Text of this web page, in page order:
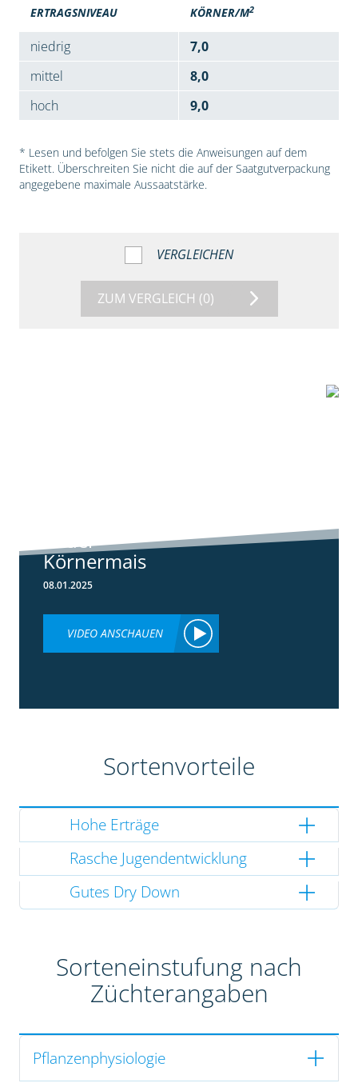
ERTRAGSNIVEAU KÖRNER/M2
niedrig
7,0
mittel
8,0
hoch
9,0
* Lesen und befolgen Sie stets die Anweisungen auf dem
Etikett. Überschreiten Sie nicht die auf der Saatgutverpackung
angegebene maximale Aussaatstärke.
VERGLEICHEN
ZUM VERGLEICH (0)
neuer
Körnermais
08.01.2025
VIDEO ANSCHAUEN
Sortenvorteile
Hohe Erträge
Rasche Jugendentwicklung
Gutes Dry Down
Sorteneinstufung nach
Züchterangaben
Pflanzenphysiologie